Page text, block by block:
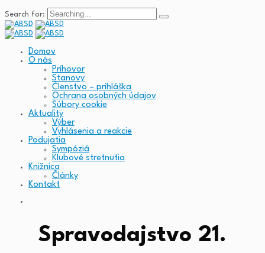
Search for:
Domov
O nás
Príhovor
Stanovy
Členstvo – prihláška
Ochrana osobných údajov
Súbory cookie
Aktuality
Výber
Vyhlásenia a reakcie
Podujatia
Sympóziá
Klubové stretnutia
Knižnica
Články
Kontakt
Spravodajstvo 21.